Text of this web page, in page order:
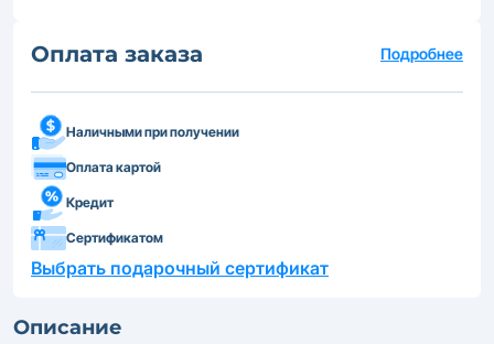
Оплата заказа Подробнее
Наличными при получении
Оплата картой
Кредит
Сертификатом
Выбрать подарочный сертификат
Описание